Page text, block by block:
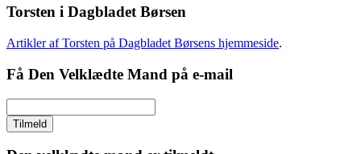
Torsten i Dagbladet Børsen
Artikler af Torsten på Dagbladet Børsens hjemmeside.
Få Den Velklædte Mand på e-mail